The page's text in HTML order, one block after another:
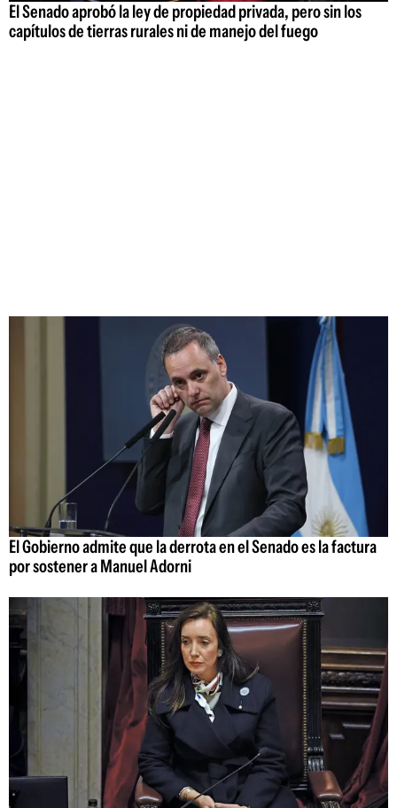
El Senado aprobó la ley de propiedad privada, pero sin los
capítulos de tierras rurales ni de manejo del fuego
El Gobierno admite que la derrota en el Senado es la factura
por sostener a Manuel Adorni